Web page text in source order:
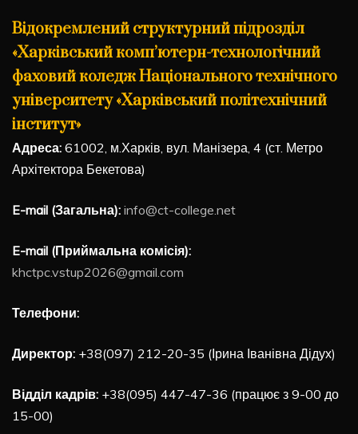
Відокремлений структурний підрозділ
«Харківський комп’ютерн-технологічний
фаховий коледж Національного технічного
університету «Харківський політехнічний
інститут»
Адреса: 61002, м.Харків, вул. Манізера, 4 (ст. Метро
Архітектора Бекетова)
E-mail (Загальна): info@ct-college.net
E-mail (Приймальна комісія):
khctpc.vstup2026@gmail.com
Телефони:
Директор: +38(097) 212-20-35 (Ірина Іванівна Дідух)
Відділ кадрів: +38(095) 447-47-36 (працює з 9-00 до
15-00)